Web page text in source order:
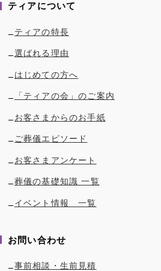
ティアについて
ティアの特長
選ばれる理由
はじめての方へ
「ティアの会」のご案内
お客さまからのお手紙
ご葬儀エピソード
お客さまアンケート
葬儀の基礎知識 一覧
イベント情報 一覧
お問い合わせ
事前相談・生前見積